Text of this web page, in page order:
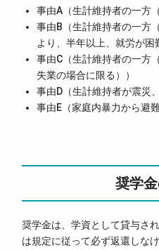
事由A（生計維持者の一方
事由B（生計維持者の一方
より、半年以上、就労が困
事由C（生計維持者の一方
失業の場合に限る））
事由D（生計維持者が震災
事由E（家庭内暴力から避難
奨学
奨学金は、学資として貸与さ
は規定に従って必ず返還しな